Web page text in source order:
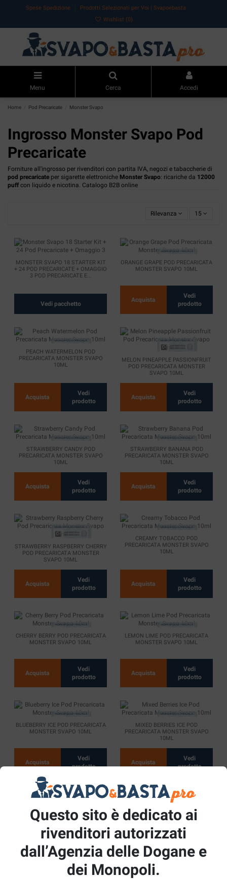
Questo sito è dedicato ai
rivenditori autorizzati
dall’Agenzia delle Dogane e
dei Monopoli.
Spese Spedizione
Prodotti Selezionati per Voi | Svapoebasta
Wishlist (0)
Menu Cerca Accedi
Home Pod Precaricate Monster Svapo
Ingrosso Monster Svapo Pod
Precaricate
Forniture all'ingrosso per rivenditori con partita IVA, negozi e tabaccherie di
pod precaricate per sigarette elettroniche Monster Svapo: ricariche da 12000
puff con liquido e nicotina. Catalogo B2B online
Rilevanza 15
MONSTER SVAPO 18 STARTER KIT
+ 24 POD PRECARICATE + OMAGGIO
3 POD PRECARICATE E...
Vedi pacchetto
ORANGE GRAPE POD PRECARICATA
MONSTER SVAPO 10ML
Acquista
Vedi
prodotto
PEACH WATERMELON POD
PRECARICATA MONSTER SVAPO
10ML
Acquista
Vedi
prodotto
MELON PINEAPPLE PASSIONFRUIT
POD PRECARICATA MONSTER
SVAPO 10ML
Acquista
Vedi
prodotto
STRAWBERRY CANDY POD
PRECARICATA MONSTER SVAPO
10ML
Acquista
Vedi
prodotto
STRAWBERRY BANANA POD
PRECARICATA MONSTER SVAPO
10ML
Acquista
Vedi
prodotto
STRAWBERRY RASPBERRY CHERRY
POD PRECARICATA MONSTER
SVAPO 10ML
Acquista
Vedi
prodotto
CREAMY TOBACCO POD
PRECARICATA MONSTER SVAPO
10ML
Acquista
Vedi
prodotto
CHERRY BERRY POD PRECARICATA
MONSTER SVAPO 10ML
Acquista
Vedi
prodotto
LEMON LIME POD PRECARICATA
MONSTER SVAPO 10ML
Acquista
Vedi
prodotto
BLUEBERRY ICE POD PRECARICATA
MONSTER SVAPO 10ML
Acquista
Vedi
prodotto
MIXED BERRIES ICE POD
PRECARICATA MONSTER SVAPO
10ML
Acquista
Vedi
prodotto
TRIPLE MANGO ICE POD
PRECARICATA MONSTER SVAPO
Acquista
Vedi
prodotto
WATERMELON RASPBERRY ICE POD
PRECARICATA MONSTER SVAPO
Acquista
Vedi
prodotto